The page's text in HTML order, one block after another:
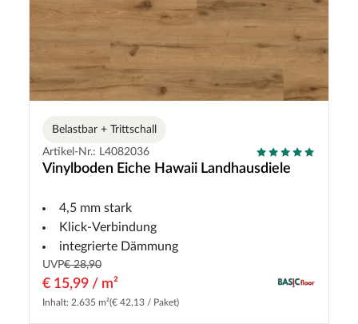
Belastbar + Trittschall
Artikel-Nr.: L4082036
Vinylboden Eiche Hawaii Landhausdiele
4,5 mm stark
Klick-Verbindung
integrierte Dämmung
UVP€ 28,90
€ 15,99 / m²
Inhalt: 2.635 m²(€ 42,13 / Paket)